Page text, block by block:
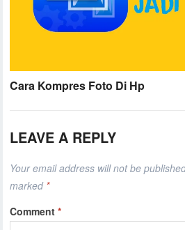
Cara Kompres Foto Di Hp
LEAVE A REPLY
Your email address will not be
marked *
Comment*